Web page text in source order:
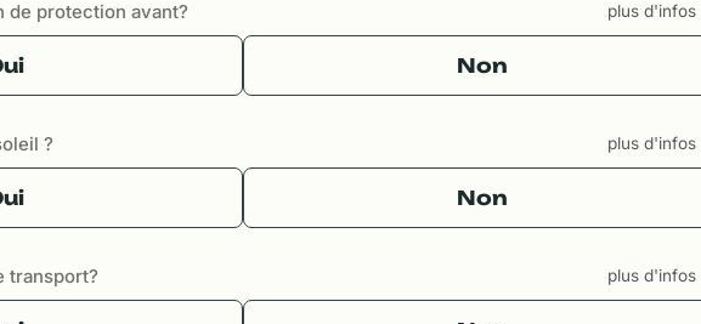
de protection avant? plus d'infos
Oui Non
? plus d'infos
Oui Non
transport? plus d'infos